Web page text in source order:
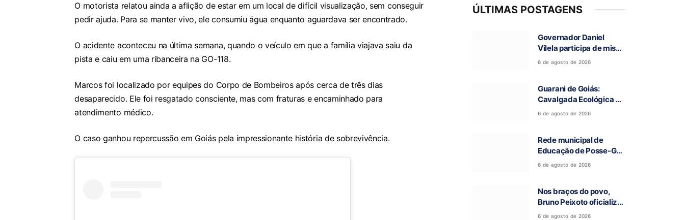
O motorista relatou ainda a aflição de estar em um local de difícil visualização, sem conseguir
pedir ajuda. Para se manter vivo, ele consumiu água enquanto aguardava ser encontrado.
O acidente aconteceu na última semana, quando o veículo em que a família viajava saiu da
pista e caiu em uma ribanceira na GO-118.
Marcos foi localizado por equipes do Corpo de Bombeiros após cerca de três dias
desaparecido. Ele foi resgatado consciente, mas com fraturas e encaminhado para
atendimento médico.
O caso ganhou repercussão em Goiás pela impressionante história de sobrevivência.
ÚLTIMAS POSTAGENS
Governador Daniel
Vilela participa de missa
e visita caverna durante
Ronca
6 de agosto de 2026
Guarani de Goiás:
Cavalgada Ecológica da
Fé reúne grande público
6 de agosto de 2026
Rede municipal de
Educação de Posse-GO
atinge resultado
6 de agosto de 2026
Nos braços do povo,
Bruno Peixoto oficializa
candidatura a deputado
6 de agosto de 2026